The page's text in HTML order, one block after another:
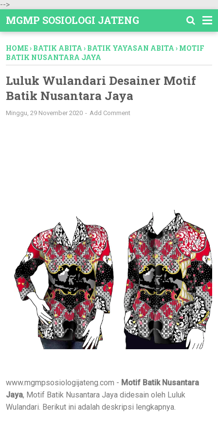
-->
MGMP SOSIOLOGI JATENG
HOME› BATIK ABITA › BATIK YAYASAN ABITA › MOTIF
BATIK NUSANTARA JAYA
Luluk Wulandari Desainer Motif
Batik Nusantara Jaya
Minggu, 29 November 2020 Add Comment
www.mgmpsosiologijateng.com - Motif Batik Nusantara
Jaya, Motif Batik Nusantara Jaya didesain oleh Luluk
Wulandari. Berikut ini adalah deskripsi lengkapnya.